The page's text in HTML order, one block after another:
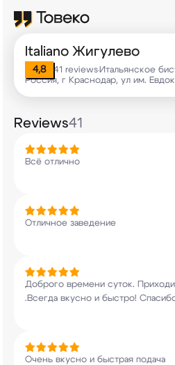
Italiano Жигулево
4,8 41 reviews•Итальянское
Россия, г Краснодар, ул им.
Reviews41
Всё отлично
Отличное заведение
Доброго времени суток.
.Всегда вкусно и быстро!
Очень вкусно и быстрая подача